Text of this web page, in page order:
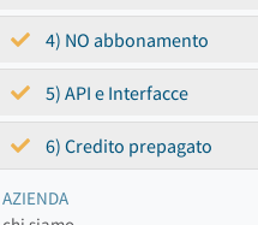
4) NO abbonamento
5) API e Interfacce
6) Credito prepagato
AZIENDA